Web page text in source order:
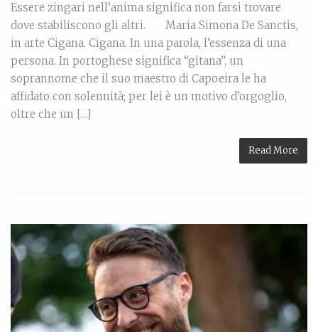
Essere zingari nell’anima significa non farsi trovare
dove stabiliscono gli altri. Maria Simona De Sanctis,
in arte Cigana. Cigana. In una parola, l’essenza di una
persona. In portoghese significa “gitana”, un
soprannome che il suo maestro di Capoeira le ha
affidato con solennità; per lei è un motivo d’orgoglio,
oltre che un […]
Read More